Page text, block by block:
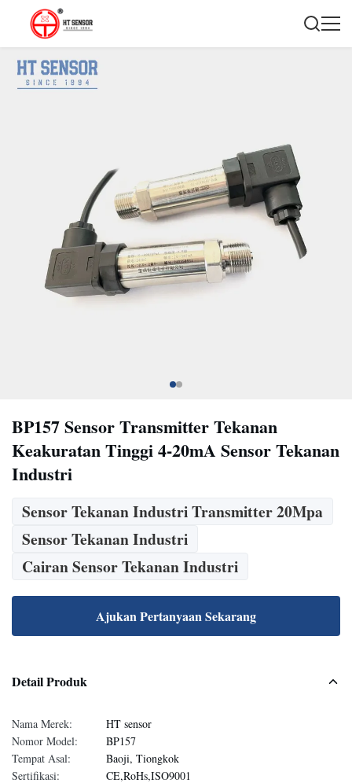
BP157 Sensor Transmitter Tekanan
Keakuratan Tinggi 4-20mA Sensor Tekanan
Industri
Sensor Tekanan Industri Transmitter 20Mpa
Sensor Tekanan Industri
Cairan Sensor Tekanan Industri
Ajukan Pertanyaan Sekarang
Detail Produk
Nama Merek:
HT sensor
Nomor Model:
BP157
Tempat Asal:
Baoji, Tiongkok
Sertifikasi:
CE,RoHs,ISO9001